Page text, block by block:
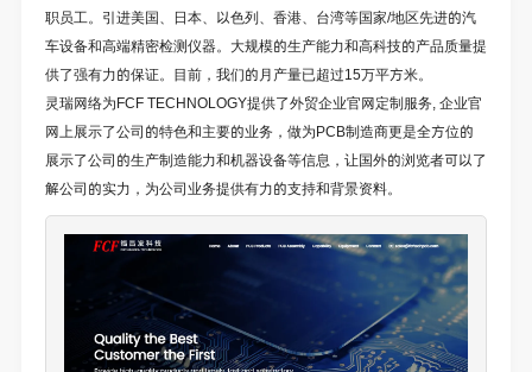
职员工。引进美国、日本、以色列、香港、台湾等国家/地区先进的汽
车设备和高端精密检测仪器。大规模的生产能力和高科技的产品质量提
供了强有力的保证。目前，我们的月产量已超过15万平方米。
灵瑞网络为FCF TECHNOLOGY提供了外贸企业官网定制服务, 企业官
网上展示了公司的特色和主要的业务，做为PCB制造商更是全方位的
展示了公司的生产制造能力和机器设备等信息，让国外的浏览者可以了
解公司的实力，为公司业务提供有力的支持和背景资料。